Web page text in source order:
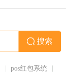
搜索
pos红包系统